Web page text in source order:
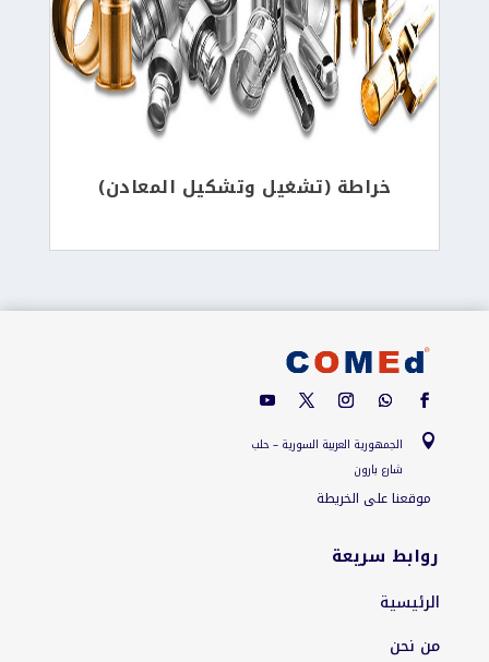
خراطة (تشغيل وتشكيل المعادن)

الجمهورية العربية السورية – حلب
شارع بارون
موقعنا على الخريطة
روابط سريعة
الرئيسية
من نحن